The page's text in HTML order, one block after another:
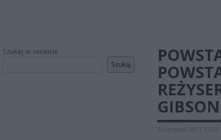
Szukaj w serwisie
Szukaj
8 sierpnia 2017 13:52